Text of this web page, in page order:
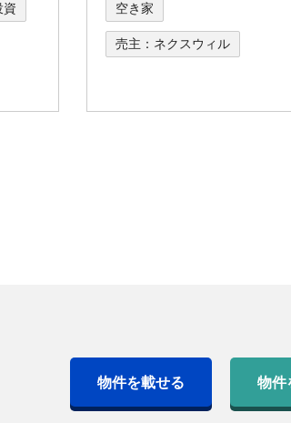
資 空き家
売主：ネクスウィル
物件を載せる 物件